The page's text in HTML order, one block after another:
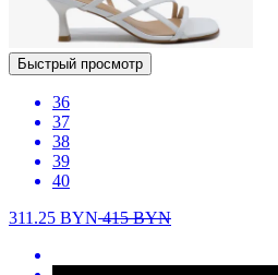
Быстрый просмотр
36
37
38
39
40
311.25 BYN415BYN